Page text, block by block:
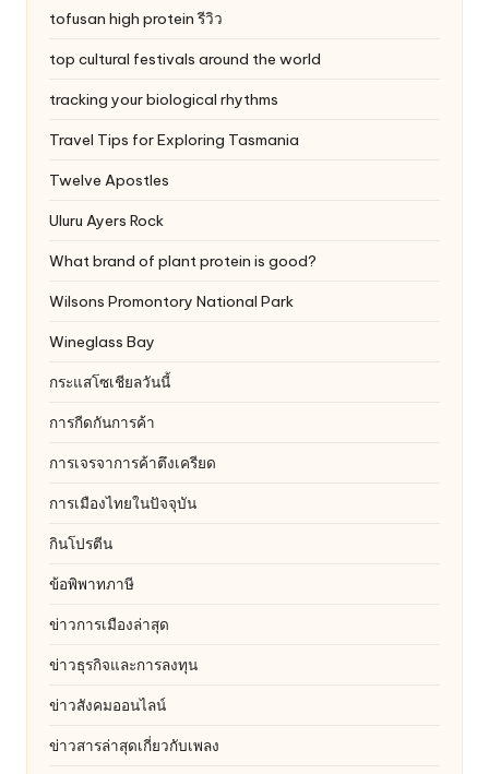
tofusan high protein รีวิว
top cultural festivals around the world
tracking your biological rhythms
Travel Tips for Exploring Tasmania
Twelve Apostles
Uluru Ayers Rock
What brand of plant protein is good?
Wilsons Promontory National Park
Wineglass Bay
กระแสโซเชียลวันนี้
การกีดกันการค้า
การเจรจาการค้าตึงเครียด
การเมืองไทยในปัจจุบัน
กินโปรตีน
ข้อพิพาทภาษี
ข่าวการเมืองล่าสุด
ข่าวธุรกิจและการลงทุน
ข่าวสังคมออนไลน์
ข่าวสารล่าสุดเกี่ยวกับเพลง